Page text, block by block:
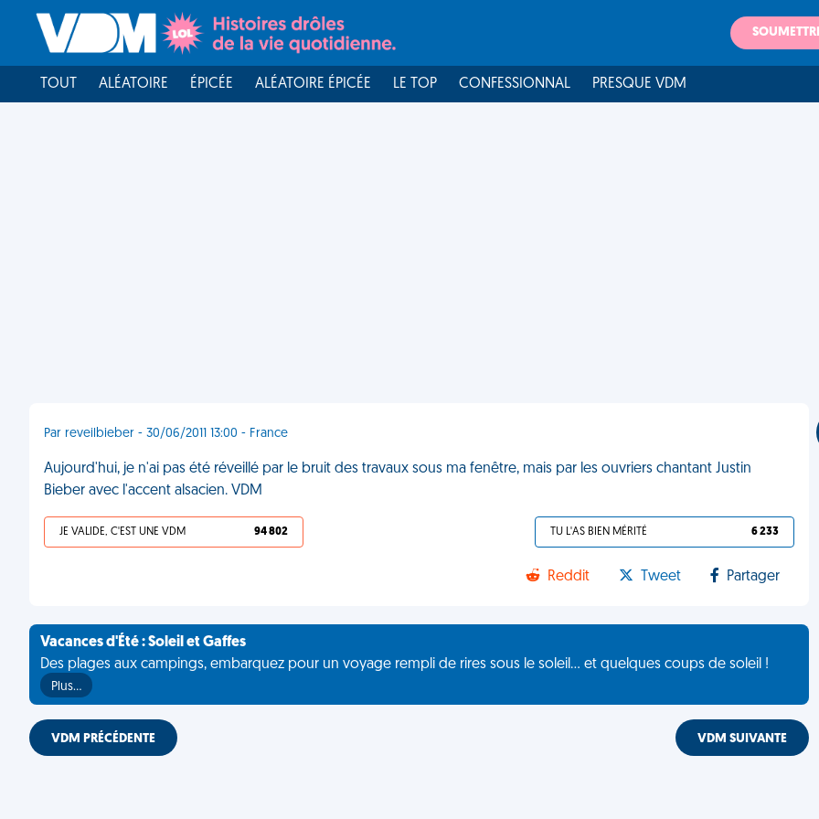
TOUT ALÉATOIRE ÉPICÉE ALÉATOIRE ÉPICÉE LE TOP CONFESSIONNAL PRESQUE VDM
Par reveilbieber - 30/06/2011 13:00 - France
Aujourd'hui, je n'ai pas été réveillé par le bruit des travaux sous ma fenêtre, mais par les ouvriers chantant Justin
Bieber avec l'accent alsacien. VDM
JE VALIDE, C'EST UNE VDM 94 802 TU L'AS BIEN MÉRITÉ 6 233
Reddit Tweet Partager
Vacances d'Été : Soleil et Gaffes
Des plages aux campings, embarquez pour un voyage rempli de rires sous le soleil... et quelques coups de soleil !
Plus…
VDM PRÉCÉDENTE VDM SUIVANTE